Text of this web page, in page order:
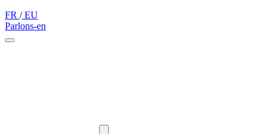
FR /EU
Parlons-en